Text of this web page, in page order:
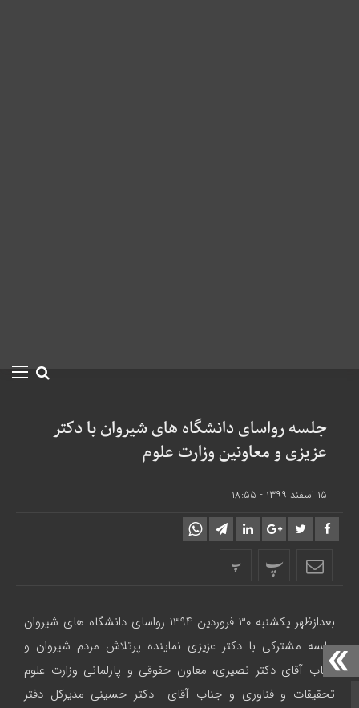
صفحه نخست
جلسه رواسای دانشگاه های شیروان با دکتر
عزیزی و معاونین وزارت علوم
۱۵ اسفند ۱۳۹۹ - ۱۸:۵۵
پ پ
بعدازظهر یکشنبه ۳۰ فروردین ۱۳۹۴ رواسای دانشگاه های شیروان
جلسه مشترکی با دکتر عزیزی نماینده پرتلاش مردم شیروان و
جناب آقای دکتر نصیری، معاون حقوقی و پارلمانی وزارت علوم
تحقیقات و فناوری و جناب آقای دکتر حسینی مدیرکل دفتر